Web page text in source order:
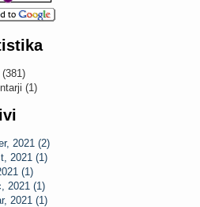
(1)
2021 (2)
2021 (1)
(1)
2021 (1)
2021 (1)